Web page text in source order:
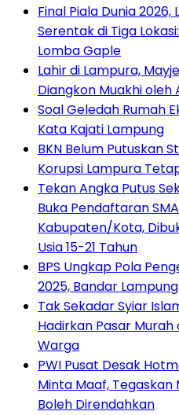
Final Piala Dunia
Serentak di Tiga
Lomba Gaple
Lahir di Lampura,
Diangkon Muakhi oleh
Soal Geledah Rumah
Kata Kajati Lampung
BKN Belum Putuskan
Korupsi Lampura
Tekan Angka Putus
Buka Pendaftaran
Kabupaten/Kota,
Usia 15-21 Tahun
BPS Ungkap Pola
2025, Bandar
Tak Sekadar Syiar
Hadirkan Pasar
Warga
PWI Pusat Desak
Minta Maaf,
Boleh Direndahkan